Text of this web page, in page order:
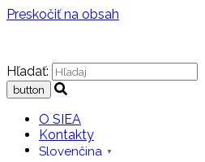
Preskočiť na obsah
Hľadať:
O SIEA
Kontakty
Slovenčina ▼